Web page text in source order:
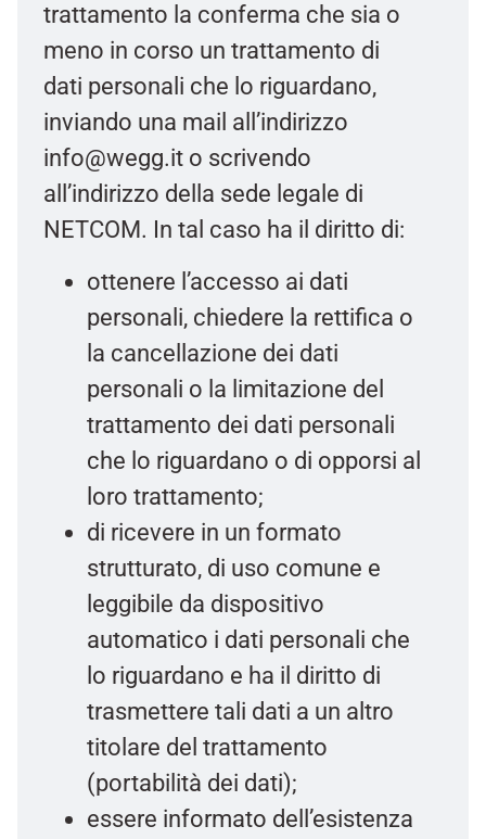
trattamento la conferma che sia o
meno in corso un trattamento di
dati personali che lo riguardano,
inviando una mail all’indirizzo
info@wegg.it o scrivendo
all’indirizzo della sede legale di
NETCOM. In tal caso ha il diritto di:
ottenere l’accesso ai dati
personali, chiedere la rettifica o
la cancellazione dei dati
personali o la limitazione del
trattamento dei dati personali
che lo riguardano o di opporsi al
loro trattamento;
di ricevere in un formato
strutturato, di uso comune e
leggibile da dispositivo
automatico i dati personali che
lo riguardano e ha il diritto di
trasmettere tali dati a un altro
titolare del trattamento
(portabilità dei dati);
essere informato dell’esistenza